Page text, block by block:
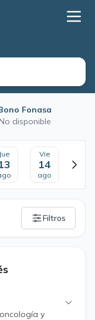
Fonasa
No disponible
Jue Vie
14
ago
Filtros
y